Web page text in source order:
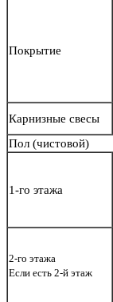
Покрытие
Карнизные свесы
Пол (чистовой)
1-го этажа
2-го этажа
Если есть 2-й этаж